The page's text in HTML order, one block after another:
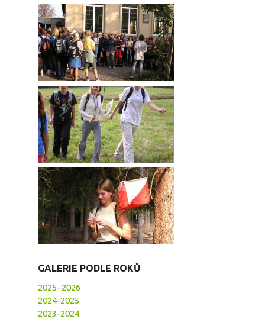
GALERIE PODLE ROKŮ
2025–2026
2024-2025
2023-2024